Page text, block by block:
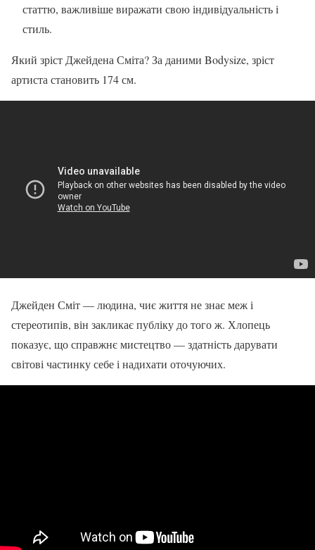
статтю, важливіше виражати свою індивідуальність і
стиль.
Який зріст Джейдена Сміта? За даними Bodysize, зріст
артиста становить 174 см.
Джейден Сміт — людина, чиє життя не знає меж і
стереотипів, він закликає публіку до того ж. Хлопець
показує, що справжнє мистецтво — здатність дарувати
світові частинку себе і надихати оточуючих.